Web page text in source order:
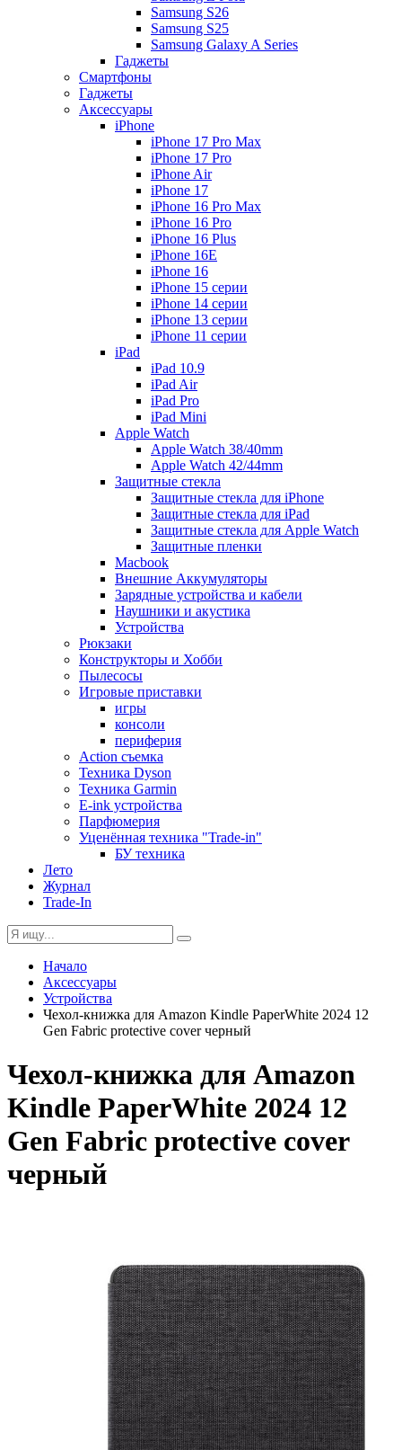
Samsung S26
Samsung S25
Samsung Galaxy A Series
Гаджеты
Смартфоны
Гаджеты
Аксессуары
iPhone
iPhone 17 Pro Max
iPhone 17 Pro
iPhone Air
iPhone 17
iPhone 16 Pro Max
iPhone 16 Pro
iPhone 16 Plus
iPhone 16E
iPhone 16
iPhone 15 серии
iPhone 14 серии
iPhone 13 серии
iPhone 11 серии
iPad
iPad 10.9
iPad Air
iPad Pro
iPad Mini
Apple Watch
Apple Watch 38/40mm
Apple Watch 42/44mm
Защитные стекла
Защитные стекла для iPhone
Защитные стекла для iPad
Защитные стекла для Apple Watch
Защитные пленки
Macbook
Внешние Аккумуляторы
Зарядные устройства и кабели
Наушники и акустика
Устройства
Рюкзаки
Конструкторы и Хобби
Пылесосы
Игровые приставки
игры
консоли
периферия
Action съемка
Техника Dyson
Техника Garmin
E-ink устройства
Парфюмерия
Уценённая техника "Trade-in"
БУ техника
Лето
Журнал
Trade-In
Начало
Аксессуары
Устройства
Чехол-книжка для Amazon Kindle PaperWhite 2024 12
Gen Fabric protective cover черный
Чехол-книжка для Amazon
Kindle PaperWhite 2024 12
Gen Fabric protective cover
черный